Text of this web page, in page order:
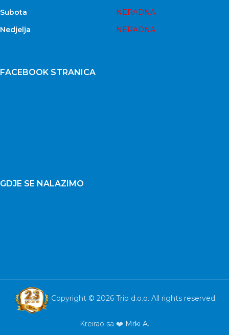
Subota
NERADNA
Nedjelja
NERADNA
FACEBOOK STRANICA
GDJE SE NALAZIMO
Copyright © 2026 Trio d.o.o. All rights reserved.
Kreirao sa ❤️ Mrki A.